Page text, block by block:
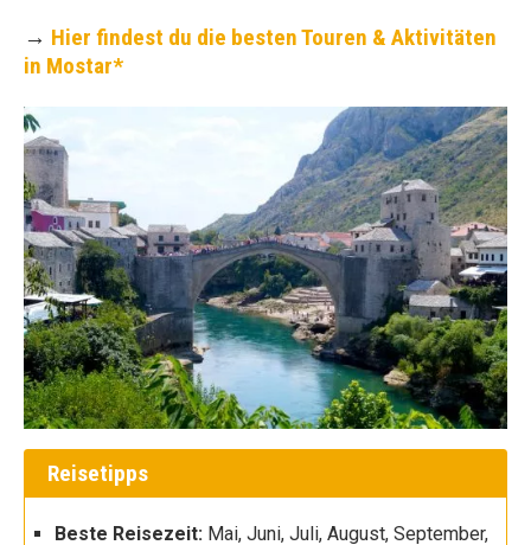
→ Hier findest du die besten Touren & Aktivitäten
in Mostar*
Reisetipps
Beste Reisezeit: Mai, Juni, Juli, August, September,